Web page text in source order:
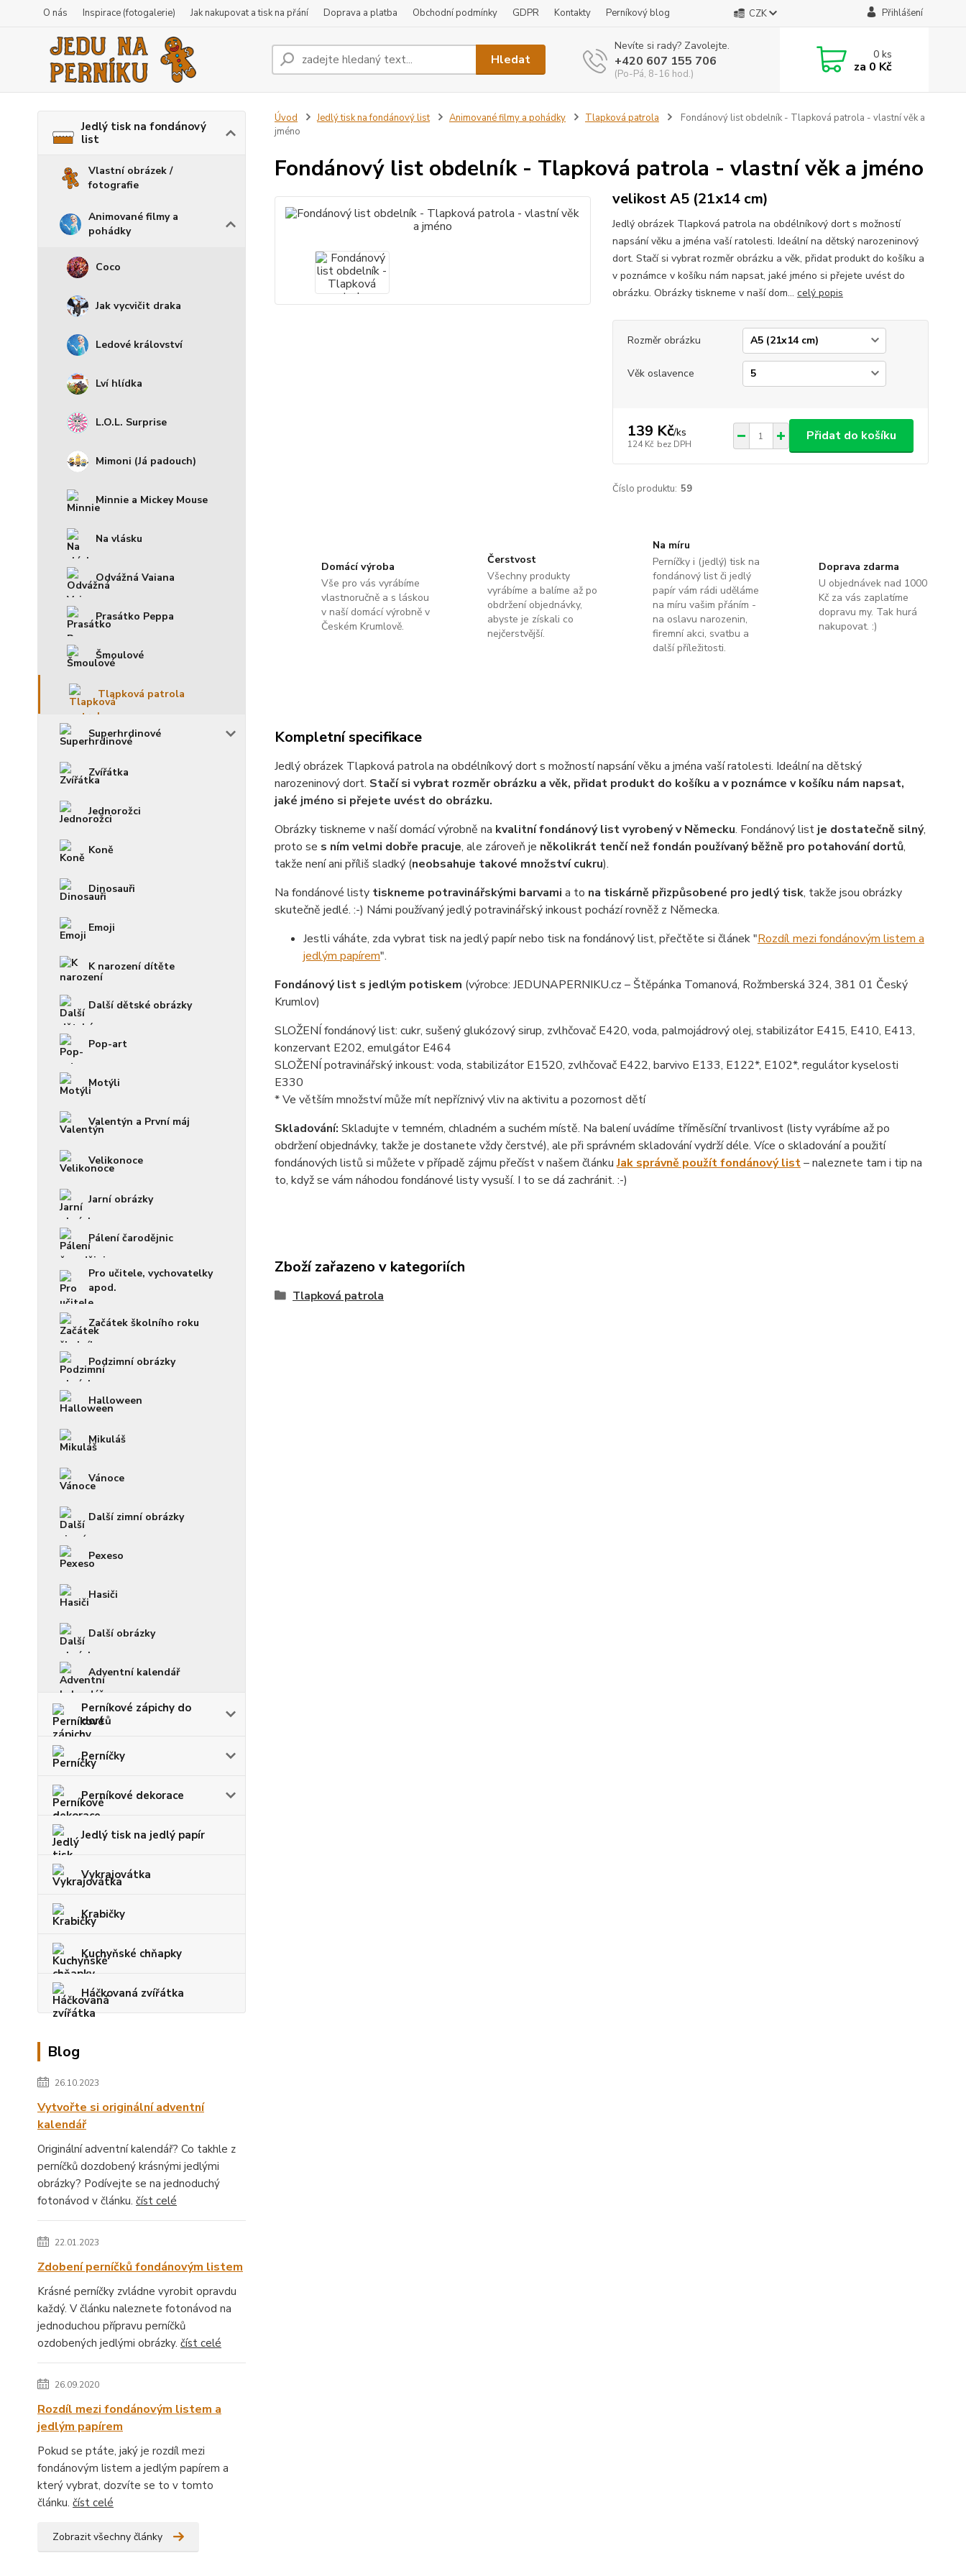
O nás Inspirace (fotogalerie) Jak nakupovat a tisk na přání Doprava a platba Obchodní podmínky GDPR Kontakty Perníkový blog CZK Přihlášení
Hledat
Nevíte si rady? Zavolejte.
+420 607 155 706
(Po-Pá, 8-16 hod.)
0ks
za 0 Kč
Jedlý tisk na fondánový
list
Vlastní obrázek /
fotografie
Animované filmy a
pohádky
Coco
Jak vycvičit draka
Ledové království
Lví hlídka
L.O.L. Surprise
Mimoni (Já padouch)
Minnie a Mickey Mouse
Na vlásku
Odvážná Vaiana
Prasátko Peppa
Šmoulové
Tlapková patrola
Superhrdinové
Zvířátka
Jednorožci
Koně
Dinosauři
Emoji
K narození dítěte
Další dětské obrázky
Pop-art
Motýli
Valentýn a První máj
Velikonoce
Jarní obrázky
Pálení čarodějnic
Pro učitele, vychovatelky
apod.
Začátek školního roku
Podzimní obrázky
Halloween
Mikuláš
Vánoce
Další zimní obrázky
Pexeso
Hasiči
Další obrázky
Adventní kalendář
Perníkové zápichy do
dortů
Perníčky
Perníkové dekorace
Jedlý tisk na jedlý papír
Vykrajovátka
Krabičky
Kuchyňské chňapky
Háčkovaná zvířátka
Blog
26.10.2023
Vytvořte si originální adventní
kalendář
Originální adventní kalendář? Co takhle z
perníčků dozdobený krásnými jedlými
obrázky? Podívejte se na jednoduchý
fotonávod v článku. číst celé
22.01.2023
Zdobení perníčků fondánovým listem
Krásné perníčky zvládne vyrobit opravdu
každý. V článku naleznete fotonávod na
jednoduchou přípravu perníčků
ozdobených jedlými obrázky. číst celé
26.09.2020
Rozdíl mezi fondánovým listem a
jedlým papírem
Pokud se ptáte, jaký je rozdíl mezi
fondánovým listem a jedlým papírem a
který vybrat, dozvíte se to v tomto
článku. číst celé
Zobrazit všechny články
Úvod Jedlý tisk na fondánový list Animované filmy a pohádky Tlapková patrola
Fondánový list obdelník - Tlapková patrola - vlastní věk a
jméno
Fondánový list obdelník - Tlapková patrola - vlastní věk a jméno
velikost A5 (21x14 cm)
Jedlý obrázek Tlapková patrola na obdélníkový dort s možností
napsání věku a jména vaší ratolesti. Ideální na dětský narozeninový
dort. Stačí si vybrat rozměr obrázku a věk, přidat produkt do košíku a
v poznámce v košíku nám napsat, jaké jméno si přejete uvést do
obrázku. Obrázky tiskneme v naší dom... celý popis
Rozměr obrázku
Věk oslavence
139 Kč/ks
124 Kč bez DPH
Přidat do košíku
Číslo produktu: 59
Domácí výroba
Vše pro vás vyrábíme
vlastnoručně a s láskou
v naší domácí výrobně v
Českém Krumlově.
Čerstvost
Všechny produkty
vyrábíme a balíme až po
obdržení objednávky,
abyste je získali co
nejčerstvější.
Na míru
Perníčky i (jedlý) tisk na
fondánový list či jedlý
papír vám rádi uděláme
na míru vašim přáním -
na oslavu narozenin,
firemní akci, svatbu a
další příležitosti.
Doprava zdarma
U objednávek nad 1000
Kč za vás zaplatíme
dopravu my. Tak hurá
nakupovat. :)
Kompletní specifikace
Jedlý obrázek Tlapková patrola na obdélníkový dort s možností napsání věku a jména vaší ratolesti. Ideální na dětský
narozeninový dort. Stačí si vybrat rozměr obrázku a věk, přidat produkt do košíku a v poznámce v košíku nám napsat,
jaké jméno si přejete uvést do obrázku.
Obrázky tiskneme v naší domácí výrobně na kvalitní fondánový list vyrobený v Německu. Fondánový list je dostatečně silný,
proto se s ním velmi dobře pracuje, ale zároveň je několikrát tenčí než fondán používaný běžně pro potahování dortů,
takže není ani příliš sladký (neobsahuje takové množství cukru).
Na fondánové listy tiskneme potravinářskými barvami a to na tiskárně přizpůsobené pro jedlý tisk, takže jsou obrázky
skutečně jedlé. :-) Námi používaný jedlý potravinářský inkoust pochází rovněž z Německa.
Jestli váháte, zda vybrat tisk na jedlý papír nebo tisk na fondánový list, přečtěte si článek "Rozdíl mezi fondánovým listem a
jedlým papírem".
Fondánový list s jedlým potiskem (výrobce: JEDUNAPERNIKU.cz – Štěpánka Tomanová, Rožmberská 324, 381 01 Český
Krumlov)
SLOŽENÍ fondánový list: cukr, sušený glukózový sirup, zvlhčovač E420, voda, palmojádrový olej, stabilizátor E415, E410, E413,
konzervant E202, emulgátor E464
SLOŽENÍ potravinářský inkoust: voda, stabilizátor E1520, zvlhčovač E422, barvivo E133, E122*, E102*, regulátor kyselosti
E330
* Ve větším množství může mít nepříznivý vliv na aktivitu a pozornost dětí
Skladování: Skladujte v temném, chladném a suchém místě. Na balení uvádíme tříměsíční trvanlivost (listy vyrábíme až po
obdržení objednávky, takže je dostanete vždy čerstvé), ale při správném skladování vydrží déle. Více o skladování a použití
fondánových listů si můžete v případě zájmu přečíst v našem článkuJak správně použít fondánový list– naleznete tam i tip na
to, když se vám náhodou fondánové listy vysuší. I to se dá zachránit. :-)
Zboží zařazeno v kategoriích
Tlapková patrola